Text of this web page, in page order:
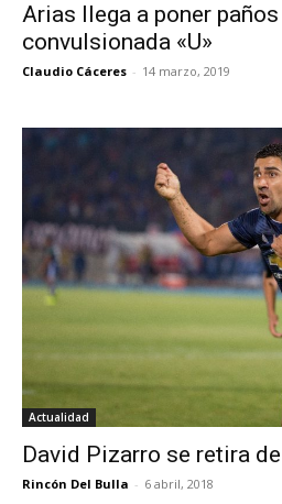
Arias llega a poner
convulsionada «U»
Claudio Cáceres - 14 marzo, 2019
Actualidad
David Pizarro se retira
Rincón Del Bulla - 6 abril, 2018